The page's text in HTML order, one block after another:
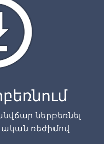
ներբեռնել
ռեժիմով